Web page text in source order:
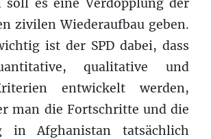
soll es eine Verdopplung der
zivilen Wiederaufbau geben.
ist der SPD dabei, dass
qualitative und
entwickelt werden,
man die Fortschritte und die
in Afghanistan tatsächlich